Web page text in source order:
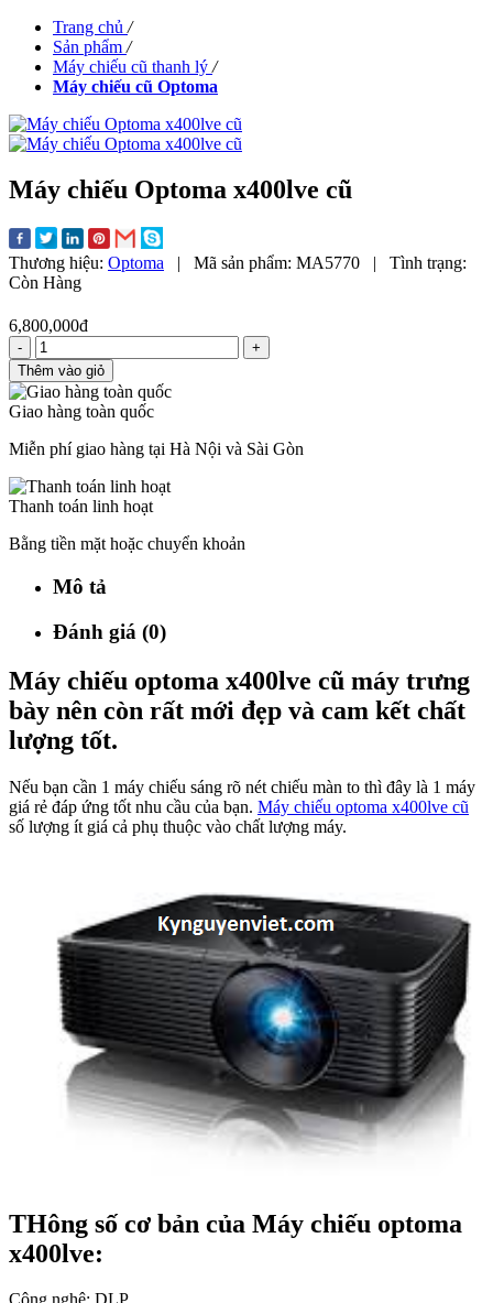
Trang chủ /
Sản phẩm /
Máy chiếu cũ thanh lý /
Máy chiếu cũ Optoma
Máy chiếu Optoma x400lve cũ
Thương hiệu: Optoma | Mã sản phẩm: MA5770 |
Tình trạng:
Còn Hàng
6,800,000đ
-
+
Thêm vào giỏ
Giao hàng toàn quốc
Miễn phí giao hàng tại Hà Nội và Sài Gòn
Thanh toán linh hoạt
Bằng tiền mặt hoặc chuyển khoản
Mô tả
Đánh giá (0)
Máy chiếu optoma x400lve cũ máy trưng
bày nên còn rất mới đẹp và cam kết chất
lượng tốt.
Nếu bạn cần 1 máy chiếu sáng rõ nét chiếu màn to thì đây là 1 máy
giá rẻ đáp ứng tốt nhu cầu của bạn. Máy chiếu optoma x400lve cũ
số lượng ít giá cả phụ thuộc vào chất lượng máy.
THông số cơ bản của Máy chiếu optoma
x400lve: